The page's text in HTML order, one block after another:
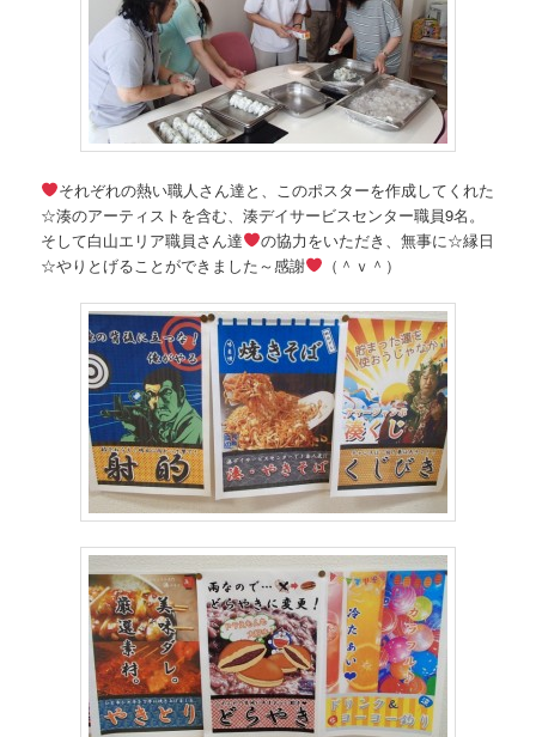
それぞれの熱い職人さん達と、このポスターを作成してくれた
☆湊のアーティストを含む、湊デイサービスセンター職員9名。
そして白山エリア職員さん達
の協力をいただき、無事に☆縁日
☆やりとげることができました～感謝
（＾ｖ＾）